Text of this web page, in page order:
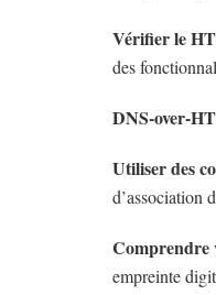
Vérifier le
des
DNS-over-
Utiliser des
d’association
Comprendre
empreinte